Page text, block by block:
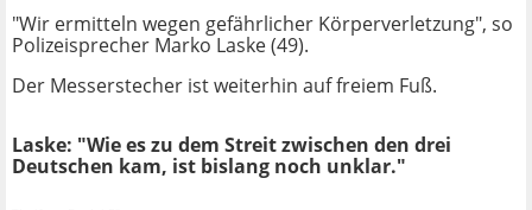
"Wir ermitteln wegen gefährlicher Körperverletzung", so
Polizeisprecher Marko Laske (49).
Der Messerstecher ist weiterhin auf freiem Fuß.
Laske: "Wie es zu dem Streit zwischen den drei
Deutschen kam, ist bislang noch unklar."